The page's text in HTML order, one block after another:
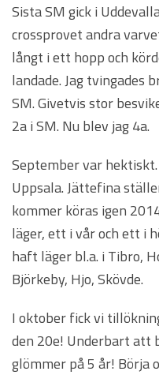
Sista SM gick i
crossprovet andra
långt i ett hopp och
landade. Jag tvingades
SM. Givetvis stor
2a i SM. Nu blev jag 4a.
September var hektiskt.
Uppsala. Jättefina
kommer köras igen
läger, ett i vår och ett i
haft läger bl.a. i Tibro,
Björkeby, Hjo, Skövde.
I oktober fick vi
den 20e! Underbart att
glömmer på 5 år! Börja